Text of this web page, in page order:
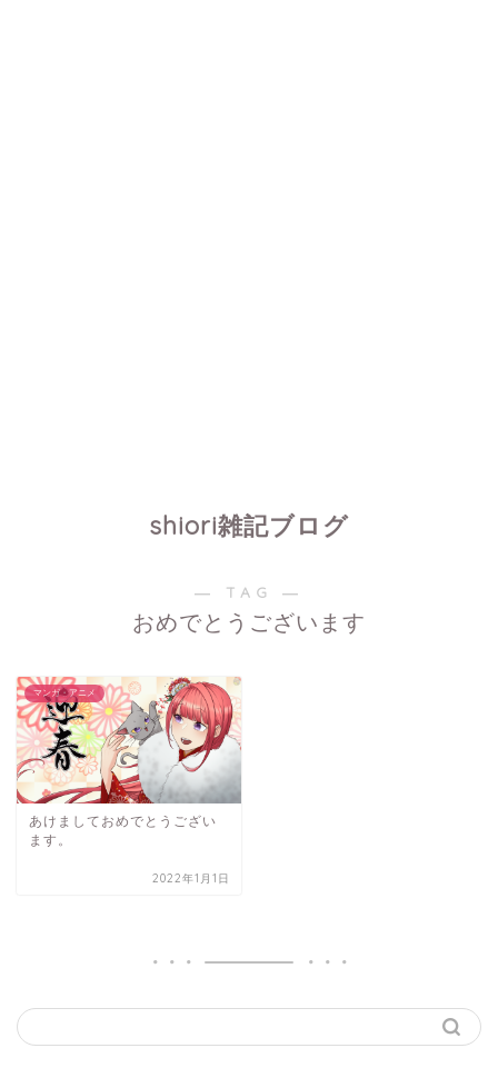
shiori雑記ブログ
― TAG ―
おめでとうございます
マンガ・アニメ
あけましておめでとうござい
ます。
2022年1月1日